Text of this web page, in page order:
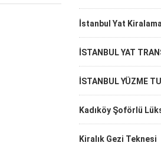
İstanbul Yat
İSTANBUL YAT
İSTANBUL YÜZME
Kadıköy Şoförlü
Kiralık Gezi Teknesi